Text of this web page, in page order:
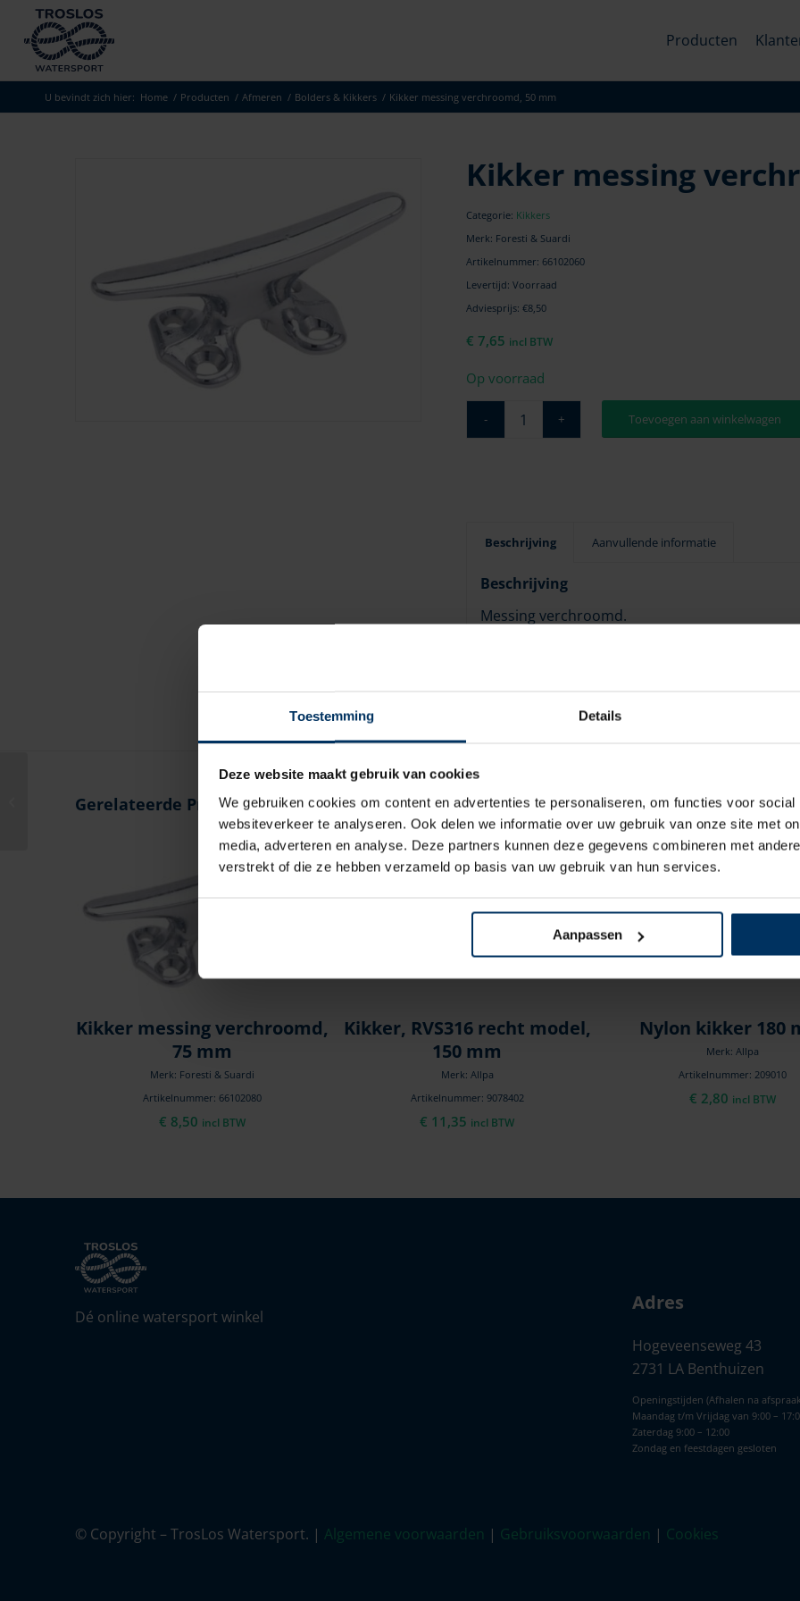
Toestemming Details
Deze website maakt gebruik van cookies
We gebruiken cookies om content en advertenties te personaliseren, om functies voor
websiteverkeer te analyseren. Ook delen we informatie over uw gebruik van onze site met
media, adverteren en analyse. Deze partners kunnen deze gegevens combineren met
verstrekt of die ze hebben verzameld op basis van uw gebruik van hun services.
Aanpassen
Producten
U bevindt zich hier: Home / Producten / Afmeren / Bolders & Kikkers / Kikker messing verchroomd, 50 mm
Kikker messing
Categorie: Kikkers
Merk: Foresti & Suardi
Artikelnummer: 66102060
Levertijd: Voorraad
Adviesprijs: €8,50
€ 7,65 incl BTW
Op voorraad
Toevoegen aan winkelwagen
Beschrijving Aanvullende informatie
Beschrijving
Messing verchroomd.
Gerelateerde Producten
Kikker messing verchroomd,
75 mm
Merk: Foresti & Suardi
Artikelnummer: 66102080
€ 8,50 incl BTW
Kikker, RVS316 recht model,
150 mm
Merk: Allpa
Artikelnummer: 9078402
€ 11,35 incl BTW
Nylon kikker 180
Merk: Allpa
Artikelnummer: 209010
€ 2,80 incl BTW
Dé online watersport winkel
Adres
Hogeveenseweg 43
2731 LA Benthuizen
Openingstijden (Afhalen na
Maandag t/m Vrijdag van 9:00 –
Zaterdag 9:00 – 12:00
Zondag en feestdagen gesloten
© Copyright – TrosLos Watersport. | Algemene voorwaarden | Gebruiksvoorwaarden | Cookies
model, 300 mm